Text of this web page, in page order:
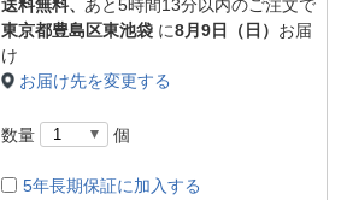
送料無料、 あと5時間13分以内のご注文で
東京都豊島区東池袋 に8月9日（日） お届
け
お届け先を変更する
数量 個
5年長期保証に加入する